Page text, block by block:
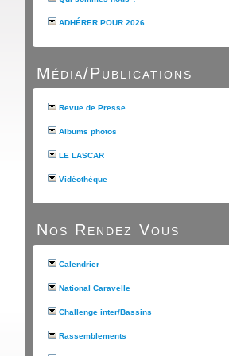
ADHÉRER POUR 2026
Média/Publications
Revue de Presse
Albums photos
LE LASCAR
Vidéothèque
Nos Rendez Vous
Calendrier
National Caravelle
Challenge inter/Bassins
Rassemblements